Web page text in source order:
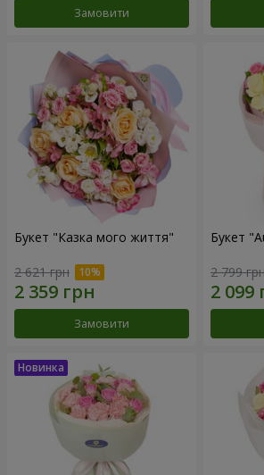
Замовити
Букет "Казка мого життя"
2 621 грн
Замовити
Букет
2 799